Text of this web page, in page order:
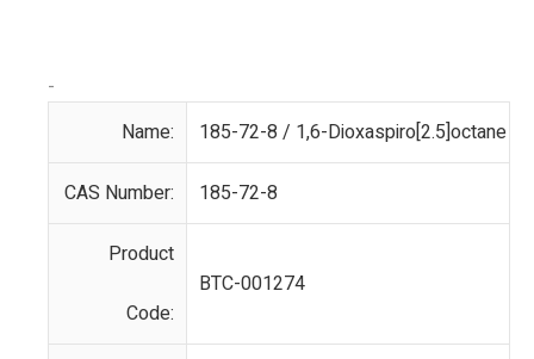
-
Name:
185-72-8 / 1,6-Dioxaspiro[2.5]octane
CAS Number: 185-72-8
Product
Code:
BTC-001274